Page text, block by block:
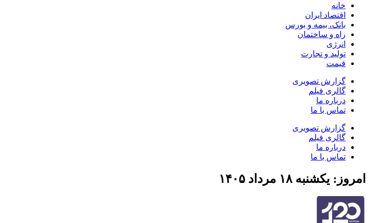
خانه
اقتصاد ایران
بانک، بیمه و بورس
راه و ساختمان
انرژی
تولید و تجارت
قیمت
گزارش تصویری
گالری فیلم
درباره ما
تماس با ما
گزارش تصویری
گالری فیلم
درباره ما
تماس با ما
امروز: یکشنبه ۱۸ مرداد ۱۴۰۵